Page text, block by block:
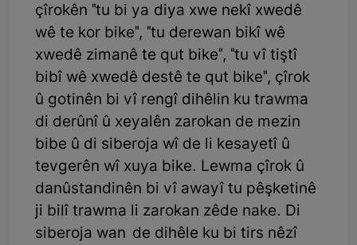
çîrokên "tu bi ya diya xwe nekî xwedê
wê te kor bike", "tu derewan bikî wê
xwedê zimanê te qut bike", "tu vî tiştî
bibî wê xwedê destê te qut bike", çîrok
û gotinên bi vî rengî dihêlin ku trawma
di derûnî û xeyalên zarokan de mezin
bibe û di siberoja wî de li kesayetî û
tevgerên wî xuya bike. Lewma çîrok û
danûstandinên bi vî awayî tu pêşketinê
ji bilî trawma li zarokan zêde nake. Di
siberoja wan de dihêle ku bi tirs nêzî